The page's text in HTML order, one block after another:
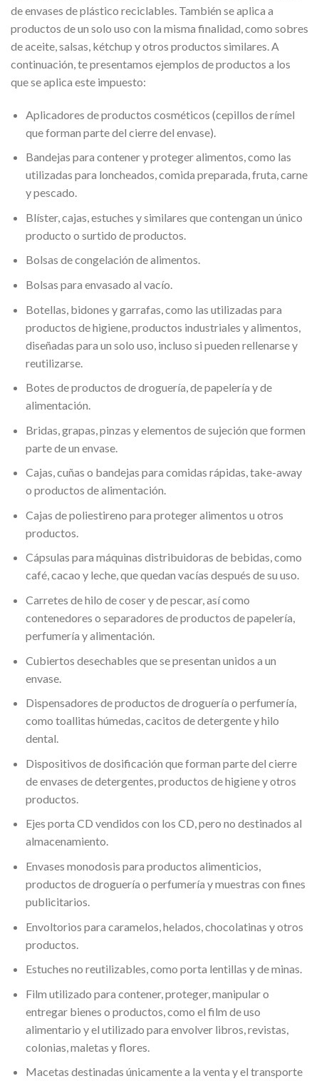
de envases de plástico reciclables. También se aplica a
productos de un solo uso con la misma finalidad, como sobres
de aceite, salsas, kétchup y otros productos similares. A
continuación, te presentamos ejemplos de productos a los
que se aplica este impuesto:
Aplicadores de productos cosméticos (cepillos de rímel
que forman parte del cierre del envase).
Bandejas para contener y proteger alimentos, como las
utilizadas para loncheados, comida preparada, fruta, carne
y pescado.
Blíster, cajas, estuches y similares que contengan un único
producto o surtido de productos.
Bolsas de congelación de alimentos.
Bolsas para envasado al vacío.
Botellas, bidones y garrafas, como las utilizadas para
productos de higiene, productos industriales y alimentos,
diseñadas para un solo uso, incluso si pueden rellenarse y
reutilizarse.
Botes de productos de droguería, de papelería y de
alimentación.
Bridas, grapas, pinzas y elementos de sujeción que formen
parte de un envase.
Cajas, cuñas o bandejas para comidas rápidas, take-away
o productos de alimentación.
Cajas de poliestireno para proteger alimentos u otros
productos.
Cápsulas para máquinas distribuidoras de bebidas, como
café, cacao y leche, que quedan vacías después de su uso.
Carretes de hilo de coser y de pescar, así como
contenedores o separadores de productos de papelería,
perfumería y alimentación.
Cubiertos desechables que se presentan unidos a un
envase.
Dispensadores de productos de droguería o perfumería,
como toallitas húmedas, cacitos de detergente y hilo
dental.
Dispositivos de dosificación que forman parte del cierre
de envases de detergentes, productos de higiene y otros
productos.
Ejes porta CD vendidos con los CD, pero no destinados al
almacenamiento.
Envases monodosis para productos alimenticios,
productos de droguería o perfumería y muestras con fines
publicitarios.
Envoltorios para caramelos, helados, chocolatinas y otros
productos.
Estuches no reutilizables, como porta lentillas y de minas.
Film utilizado para contener, proteger, manipular o
entregar bienes o productos, como el film de uso
alimentario y el utilizado para envolver libros, revistas,
colonias, maletas y flores.
Macetas destinadas únicamente a la venta y el transporte